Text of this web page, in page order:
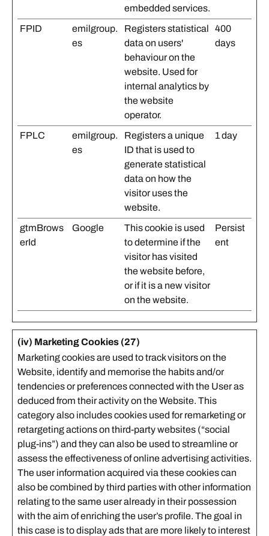
embedded services.
FPID
emilgroup.
es
Registers statistical
data on users'
behaviour on the
website. Used for
internal analytics by
the website
operator.
400
days
FPLC
emilgroup.
es
Registers a unique
ID that is used to
generate statistical
data on how the
visitor uses the
website.
1 day
gtmBrows
erId
Google
This cookie is used
to determine if the
visitor has visited
the website before,
or if it is a new visitor
on the website.
Persist
ent
(iv) Marketing Cookies (27)
Marketing cookies are used to track visitors on the
Website, identify and memorise the habits and/or
tendencies or preferences connected with the User as
deduced from their activity on the Website. This
category also includes cookies used for remarketing or
retargeting actions on third-party websites (“social
plug-ins”) and they can also be used to streamline or
assess the effectiveness of online advertising activities.
The user information acquired via these cookies can
also be combined by third parties with other information
relating to the same user already in their possession
with the aim of enriching the user’s profile. The goal in
this case is to display ads that are more likely to interest